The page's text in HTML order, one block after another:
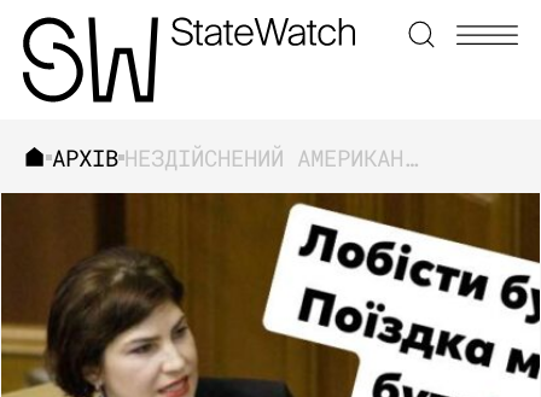
АРХІВ НЕЗДІЙСНЕНИЙ АМЕРИКАНСЬКИЙ ВОЯЖ ВЕНЕДІКТОВОЇ